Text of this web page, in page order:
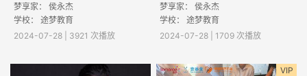
梦享家： 侯永杰
学校： 途梦教育
2024-07-28 | 3921 次播放
梦享家： 侯永杰
学校： 途梦教育
2024-07-28 | 1709 次播放
VIP